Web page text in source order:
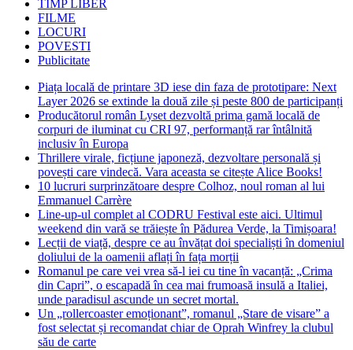
TIMP LIBER
FILME
LOCURI
POVESTI
Publicitate
Piața locală de printare 3D iese din faza de prototipare: Next
Layer 2026 se extinde la două zile și peste 800 de participanți
Producătorul român Lyset dezvoltă prima gamă locală de
corpuri de iluminat cu CRI 97, performanță rar întâlnită
inclusiv în Europa
Thrillere virale, ficțiune japoneză, dezvoltare personală și
povești care vindecă. Vara aceasta se citește Alice Books!
10 lucruri surprinzătoare despre Colhoz, noul roman al lui
Emmanuel Carrère
Line-up-ul complet al CODRU Festival este aici. Ultimul
weekend din vară se trăiește în Pădurea Verde, la Timișoara!
Lecții de viață, despre ce au învățat doi specialiști în domeniul
doliului de la oamenii aflați în fața morții
Romanul pe care vei vrea să-l iei cu tine în vacanță: „Crima
din Capri”, o escapadă în cea mai frumoasă insulă a Italiei,
unde paradisul ascunde un secret mortal.
Un „rollercoaster emoționant”, romanul „Stare de visare” a
fost selectat și recomandat chiar de Oprah Winfrey la clubul
său de carte